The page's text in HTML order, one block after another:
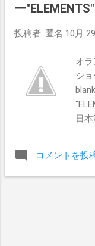
ー
投稿者: 匿名 10月
オ
シ
日
フ
手
コメントを投